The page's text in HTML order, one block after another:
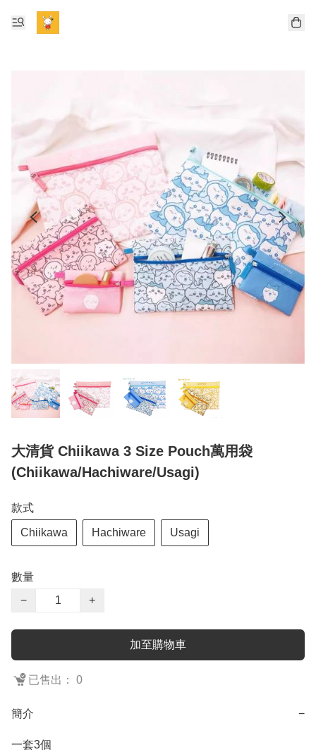
大清貨 Chiikawa 3 Size Pouch萬用袋
(Chiikawa/Hachiware/Usagi)
款式
Chiikawa Hachiware Usagi
數量
−
+
加至購物車
已售出： 0
簡介 −
一套3個